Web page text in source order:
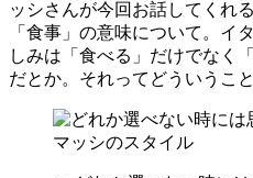
ッシさんが今回お話してくれ
「食事」の意味について。イ
しみは「食べる」だけでなく
だとか。それってどういうこ